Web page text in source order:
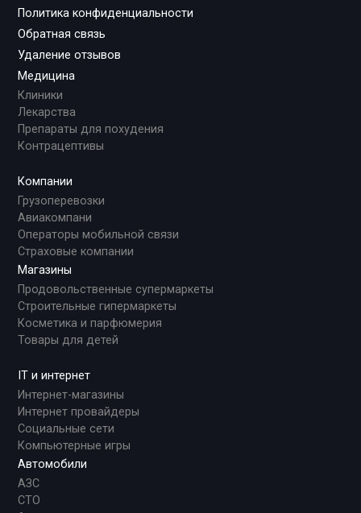
Политика конфиденциальности
Обратная связь
Удаление отзывов
Медицина
Клиники
Лекарства
Препараты для похудения
Контрацептивы
Компании
Грузоперевозки
Авиакомпани
Операторы мобильной связи
Страховые компании
Магазины
Продовольственные супермаркеты
Строительные гипермаркеты
Косметика и парфюмерия
Товары для детей
IT и интернет
Интернет-магазины
Интернет провайдеры
Социальные сети
Компьютерные игры
Автомобили
АЗС
СТО